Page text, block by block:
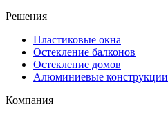
Решения
Пластиковые окна
Остекление балконов
Остекление домов
Алюминиевые конструкции
Компания